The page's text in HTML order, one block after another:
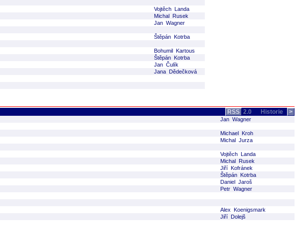
Vojtěch Landa
Michal Rusek
Jan Wagner
Štěpán Kotrba
Bohumil Kartous
Štěpán Kotrba
Jan Čulík
Jana Dědečková
RSS 2.0 Historie >
Jan Wagner
Michael Kroh
Michal Jurza
Vojtěch Landa
Michal Rusek
Jiří Kofránek
Štěpán Kotrba
Daniel Jaroš
Petr Wagner
Alex Koenigsmark
Jiří Dolejš